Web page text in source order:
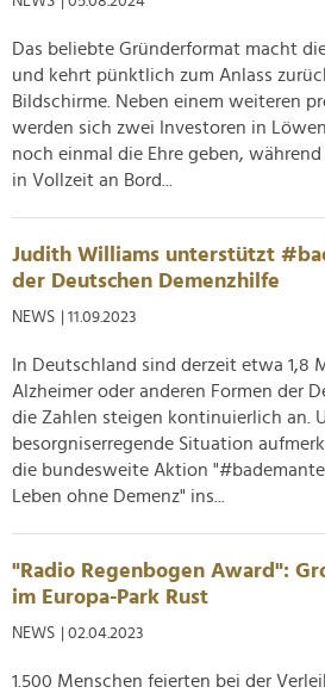
Verwendung unserer Website an
soziale Medien, Werbung und
Partner führen diese
weiteren Daten zusammen, die Sie
haben oder die sie im Rahmen
gesammelt haben.
Das beliebte Gründerformat macht
und kehrt pünktlich zum Anlass
Bildschirme. Neben einem weiteren
werden sich zwei Investoren in
noch einmal die Ehre geben,
in Vollzeit an Bord...
Judith Williams unterstützt
der Deutschen Demenzhilfe
NEWS | 11.09.2023
In Deutschland sind derzeit etwa 1,8
Alzheimer oder anderen Formen der
die Zahlen steigen kontinuierlich an.
besorgniserregende Situation
die bundesweite Aktion
Leben ohne Demenz" ins...
"Radio Regenbogen Award":
im Europa-Park Rust
NEWS | 02.04.2023
1.500 Menschen feierten bei der